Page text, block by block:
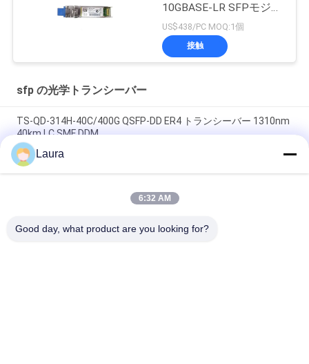
10GBASE-LR SFPモジュ
ール
US$438/PC MOQ:1個
接触
sfp の光学トランシーバー
TS-QD-314H-40C/400G QSFP-DD ER4 トランシーバー 1310nm
40km LC SMF DDM
SFP-10G-LR-C、Huawei SFP+ 光モジュール、10G、1310nm、
10km、LC
SFP-10G-SR、Cisco SFP+ トランシーバー、10Gbps/850nm
Laura
6:32 AM
Good day, what product are you looking for?